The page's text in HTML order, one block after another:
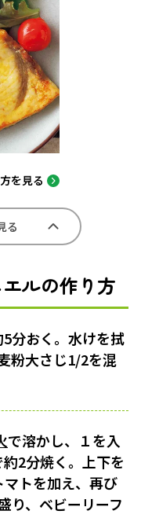
を見る
る
ルの作り方
分おく。水けを拭
粉大さじ1/2を混
で溶かし、１を入
2分焼く。上下を
トを加え、再び
り、ベビーリーフ